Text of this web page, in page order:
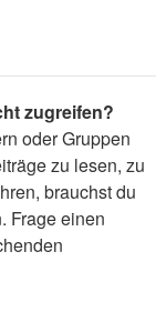
zugreifen?
oder Gruppen
zu lesen, zu
brauchst du
Frage einen